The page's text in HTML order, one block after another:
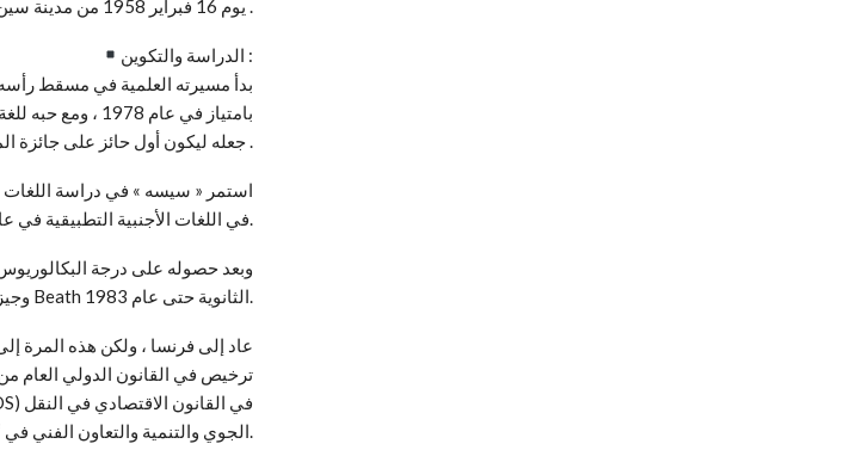
ولد علي بدر سيسه (A-B-C) يوم 16 فبراير 1958 من مدينة سين لويس العاصمة السابقة للسنغال .
الدراسة والتكوين :
بدأ مسيرته العلمية في مسقط رأسه
جعله ليكون أول حائز على جائزة المسابقة العامة في اللغة الانجليزية على مستوى الوطن في عام 1977 .
استمر « سيسه » في دراسة اللغات
بالمؤرخ الكبير شيخ أنت جوب في عام 1986 ) ،وهناك حصل على شهادة DEUG في اللغات الأجنبية التطبيقية في عام 1980.
وجيزة في اسكتلندا حيث قام بتدريس اللغة الإنجليزية والإسبانية والفرنسية في مدرسة Beath الثانوية حتى عام 1983.
ترخيص في القانون الدولي العام من
الجوي والتنمية والتعاون الفني في ‘المعهد العالي الدراسات الدولية والتطوير بجامعة العلوم الاجتماعية في تولوز.